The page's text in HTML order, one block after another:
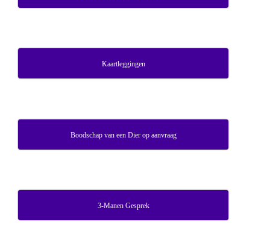
Kaartleggingen
Boodschap van een Dier op aanvraag
3-Manen Gesprek